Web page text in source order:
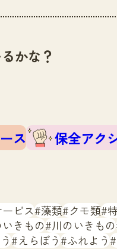
かな？
ス
保全アク
ビス 藻類 クモ類
きもの 川のいきもの
えらぼう ふれよう